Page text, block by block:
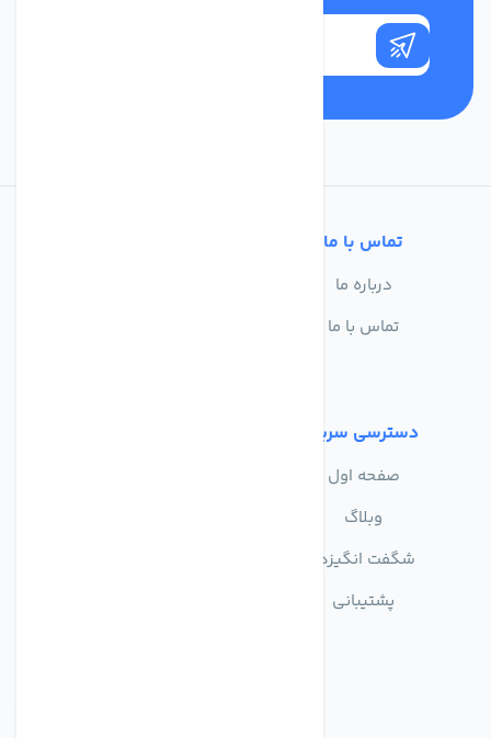
تماس با ما
درباره ما
تماس با ما
دسترسی سریع
صفحه اول
وبلاگ
شگفت انگیزها
پشتیبانی